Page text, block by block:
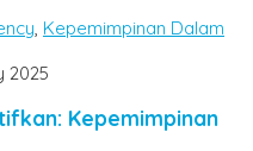
Kepemimpinan Dalam
2025
Kepemimpinan